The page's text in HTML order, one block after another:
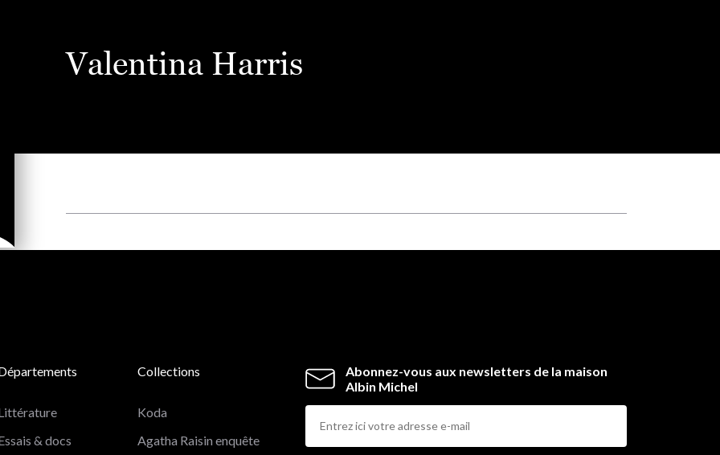
Valentina Harris
Abonnez-vous aux newsletters de la maison
Albin Michel
& docs
Collections
Koda
Agatha Raisin enquête